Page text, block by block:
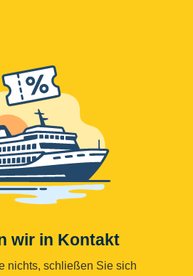
wir in Kontakt
nichts, schließen Sie sich